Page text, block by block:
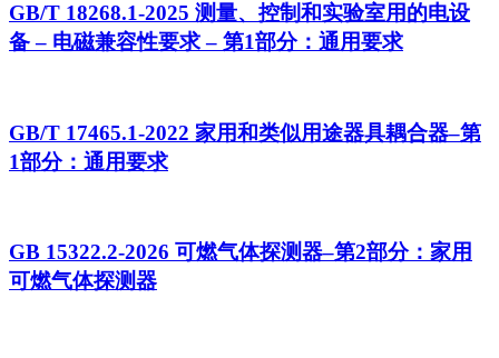
GB/T 18268.1-2025 测量、控制和实验室用的电设
备 – 电磁兼容性要求 – 第1部分：通用要求
GB/T 17465.1-2022 家用和类似用途器具耦合器–第
1部分：通用要求
GB 15322.2-2026 可燃气体探测器–第2部分：家用
可燃气体探测器